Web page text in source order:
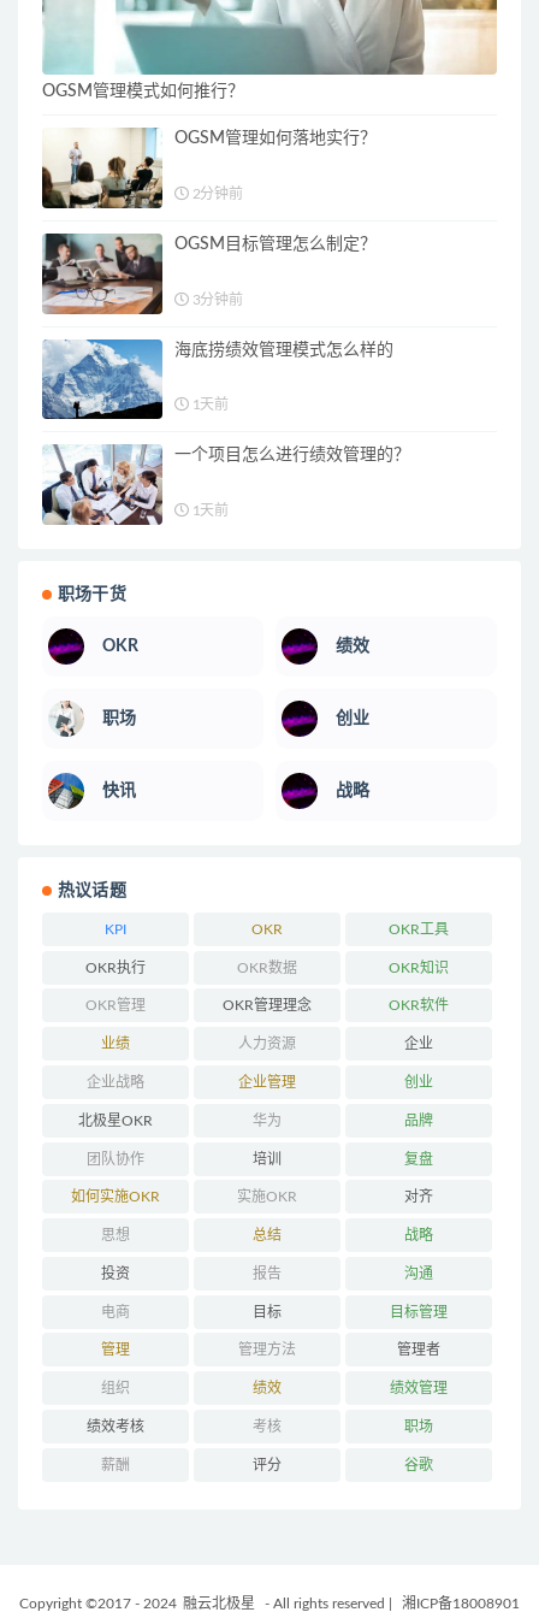
OGSM管理模式如何推行？
OGSM管理如何落地实行？
2分钟前
OGSM目标管理怎么制定？
3分钟前
海底捞绩效管理模式怎么样的
1天前
一个项目怎么进行绩效管理的？
1天前
职场干货
OKR 绩效
职场 创业
快讯 战略
热议话题
KPI OKR OKR工具
OKR执行 OKR数据 OKR知识
OKR管理 OKR管理理念 OKR软件
业绩 人力资源 企业
企业战略 企业管理 创业
北极星OKR 华为 品牌
团队协作 培训 复盘
如何实施OKR 实施OKR 对齐
思想 总结 战略
投资 报告 沟通
电商 目标 目标管理
管理 管理方法 管理者
组织 绩效 绩效管理
绩效考核 考核 职场
薪酬 评分 谷歌
Copyright ©2017 - 2024 融云北极星 - All rights reserved 湘ICP备18008901